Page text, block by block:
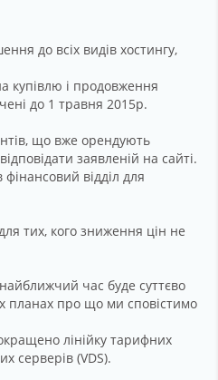
до всіх видів хостингу,
купівлю і продовження
до 1 травня 2015р.
що вже орендують
заявленій на сайті.
відділ для
тих, кого зниження цін не
час буде суттєво
планах про що ми сповістимо
лінійку тарифних
серверів (VDS).